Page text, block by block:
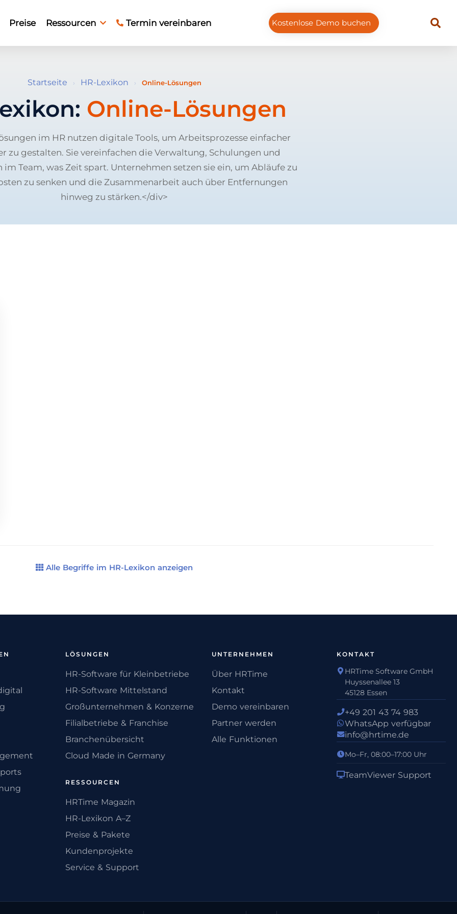
Preise Ressourcen Termin vereinbaren Kostenlose Demo buchen
Startseite › HR-Lexikon › Online-Lösungen
Online-Lösungen
im HR nutzen digitale Tools, um Arbeitsprozesse einfacher
zu gestalten. Sie vereinfachen die Verwaltung, Schulungen und
Team, was Zeit spart. Unternehmen setzen sie ein, um Abläufe zu
zu senken und die Zusammenarbeit auch über Entfernungen
hinweg zu stärken.</div>
Alle Begriffe im HR-Lexikon anzeigen
LÖSUNGEN
HR-Software für Kleinbetriebe
HR-Software Mittelstand
Großunternehmen & Konzerne
Filialbetriebe & Franchise
Branchenübersicht
Cloud Made in Germany
RESSOURCEN
HRTime Magazin
HR-Lexikon A–Z
Preise & Pakete
Kundenprojekte
Service & Support
UNTERNEHMEN
Über HRTime
Kontakt
Demo vereinbaren
Partner werden
Alle Funktionen
KONTAKT
HRTime Software GmbH
Huyssenallee 13
45128 Essen
+49 201 43 74 983
WhatsApp verfügbar
info@hrtime.de
Mo–Fr, 08:00–17:00 Uhr
TeamViewer Support